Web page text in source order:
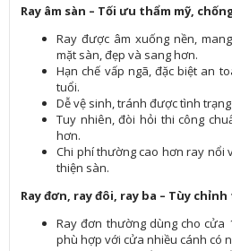
Ray âm sàn – Tối ưu thẩm mỹ,
Ray được âm xuống nền,
mặt sàn, đẹp và sang hơn.
Hạn chế vấp ngã, đặc biệt an
tuổi.
Dễ vệ sinh, tránh được tình
Tuy nhiên, đòi hỏi thi công
hơn.
Chi phí thường cao hơn ray nổi
thiện sàn.
Ray đơn, ray đôi, ray ba – Tùy
Ray đơn thường dùng cho cửa
phù hợp với cửa nhiều cánh có